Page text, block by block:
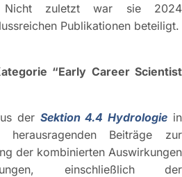
Nicht zuletzt war sie 2024
Publikationen beteiligt.
“Early Career Scientist
der Sektion 4.4 Hydrologie in
Beiträge zur
der kombinierten Auswirkungen
einschließlich der